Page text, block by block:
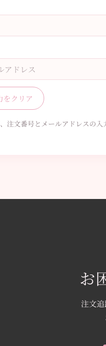
をクリア
注文番号とメールアドレスの入
お
注文